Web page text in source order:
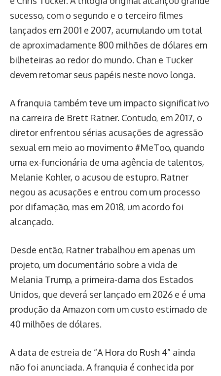
sucesso, com o segundo e o terceiro filmes
lançados em 2001 e 2007, acumulando um total
de aproximadamente 800 milhões de dólares em
bilheteiras ao redor do mundo. Chan e Tucker
devem retomar seus papéis neste novo longa.
A franquia também teve um impacto significativo
na carreira de Brett Ratner. Contudo, em 2017, o
diretor enfrentou sérias acusações de agressão
sexual em meio ao movimento #MeToo, quando
uma ex-funcionária de uma agência de talentos,
Melanie Kohler, o acusou de estupro. Ratner
negou as acusações e entrou com um processo
por difamação, mas em 2018, um acordo foi
alcançado.
Desde então, Ratner trabalhou em apenas um
projeto, um documentário sobre a vida de
Melania Trump, a primeira-dama dos Estados
Unidos, que deverá ser lançado em 2026 e é uma
produção da Amazon com um custo estimado de
40 milhões de dólares.
A data de estreia de “A Hora do Rush 4” ainda
não foi anunciada. A franquia é conhecida por